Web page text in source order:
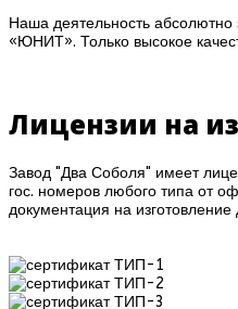
Наша деятельность
«ЮНИТ». Только высокое
Лицензии на
Завод "Два Соболя" имеет
гос. номеров любого типа от
документация на